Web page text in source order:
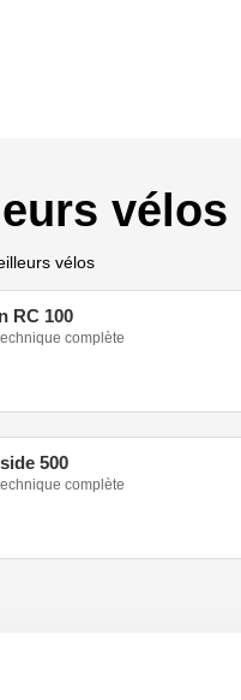
vélos
vélos
RC 100
complète
500
complète